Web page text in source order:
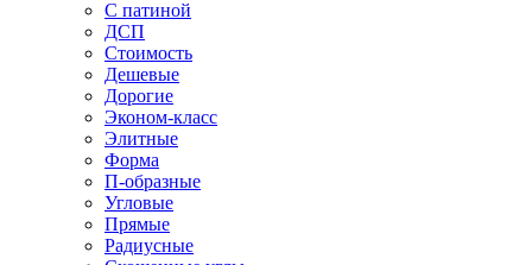
С патиной
ДСП
Стоимость
Дешевые
Дорогие
Эконом-класс
Элитные
Форма
П-образные
Угловые
Прямые
Радиусные